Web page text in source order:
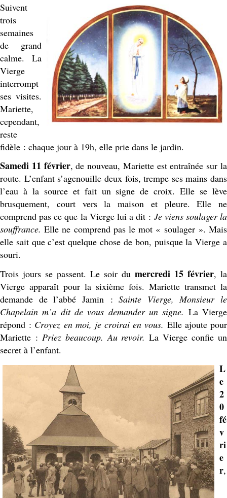
Suivent
trois
semaines
de grand
calme. La
Vierge
interrompt
ses visites.
Mariette,
cependant,
reste
fidèle : chaque jour à 19h, elle prie dans le jardin.
Samedi 11 février, de nouveau, Mariette est entraînée sur la
route. L’enfant s’agenouille deux fois, trempe ses mains dans
l’eau à la source et fait un signe de croix. Elle se lève
brusquement, court vers la maison et pleure. Elle ne
comprend pas ce que la Vierge lui a dit : Je viens soulager la
souffrance.Elle ne comprend pas le mot « soulager ». Mais
elle sait que c’est quelque chose de bon, puisque la Vierge a
souri.
Trois jours se passent. Le soir du mercredi 15 février, la
Vierge apparaît pour la sixième fois. Mariette transmet la
demande de l’abbé Jamin :Sainte Vierge, Monsieur le
Chapelain m’a dit de vous demander un signe. La Vierge
répond : Croyez en moi, je croirai en vous. Elle ajoute pour
Mariette : Priez beaucoup. Au revoir. La Vierge confie un
secret à l’enfant.
L
e
2
0
fé
v
ri
e
r,